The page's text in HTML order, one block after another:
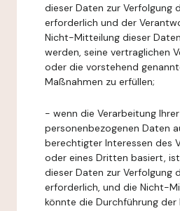
dieser Daten zur Verfolgung
erforderlich und der
Nicht-Mitteilung dieser
werden, seine vertraglichen
oder die vorstehend
Maßnahmen zu erfüllen;
- wenn die Verarbeitung Ihrer
personenbezogenen Daten
berechtigter Interessen des
oder eines Dritten basiert,
dieser Daten zur Verfolgung
erforderlich, und die Nicht-
könnte die Durchführung